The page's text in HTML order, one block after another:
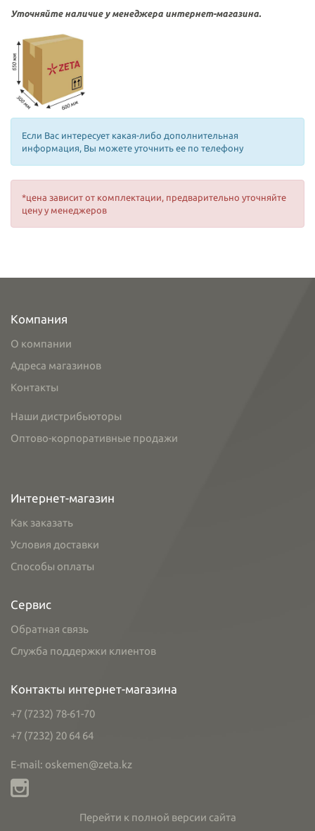
Уточняйте наличие у менеджера интернет-магазина.
Если Вас интересует какая-либо дополнительная
информация, Вы можете уточнить ее по телефону
*цена зависит от комплектации, предварительно уточняйте
цену у менеджеров
Компания
О компании
Адреса магазинов
Контакты
Наши дистрибьюторы
Оптово-корпоративные продажи
Интернет-магазин
Как заказать
Условия доставки
Способы оплаты
Сервис
Обратная связь
Служба поддержки клиентов
Контакты интернет-магазина
+7 (7232) 78-61-70
+7 (7232) 20 64 64
E-mail: oskemen@zeta.kz
Перейти к полной версии сайта